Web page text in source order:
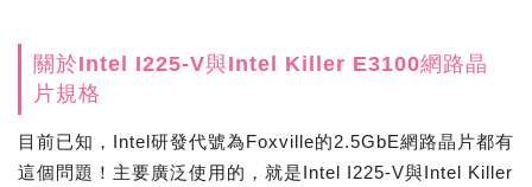
關於Intel I225-V與Intel Killer E3100網路晶
片規格
目前已知，Intel研發代號為Foxville的2.5GbE網路晶片都有
這個問題！主要廣泛使用的，就是Intel I225-V與Intel Killer